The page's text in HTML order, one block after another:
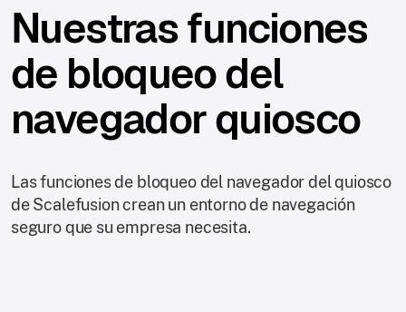
Nuestras funciones
de bloqueo del
navegador quiosco
Las funciones de bloqueo del navegador del quiosco
de Scalefusion crean un entorno de navegación
seguro que su empresa necesita.